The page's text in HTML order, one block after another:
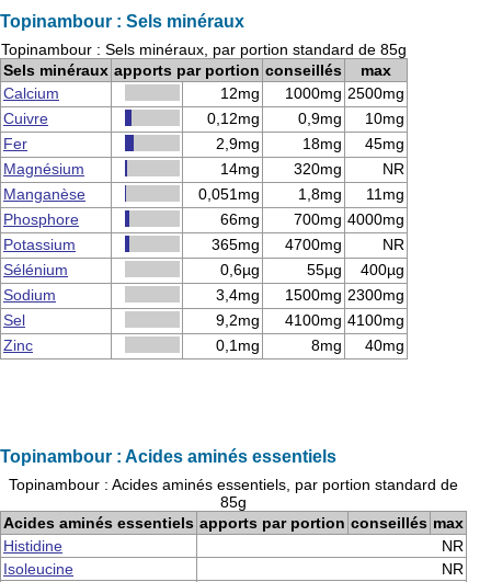
Topinambour : Sels minéraux
Topinambour : Sels minéraux, par portion standard de 85g
Sels minéraux apports par portion conseillés
max
Calcium
12mg 1000mg 2500mg
Cuivre
0,12mg 0,9mg
10mg
Fer
2,9mg 18mg
45mg
Magnésium
14mg 320mg
NR
Manganèse
0,051mg 1,8mg
11mg
Phosphore
66mg 700mg 4000mg
Potassium
365mg 4700mg
NR
Sélénium
0,6µg 55µg
400µg
Sodium
3,4mg 1500mg 2300mg
Sel
9,2mg 4100mg 4100mg
Zinc
0,1mg 8mg 40mg
Topinambour : Acides aminés essentiels
Topinambour : Acides aminés essentiels, par portion standard de
85g
Acides aminés essentiels apports par portion conseillés max
Histidine
NR
Isoleucine
NR